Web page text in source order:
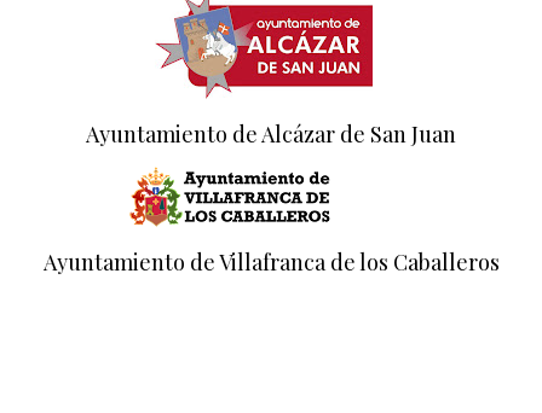
Ayuntamiento de Alcázar de San Juan
Ayuntamiento de Villafranca de los Caballeros